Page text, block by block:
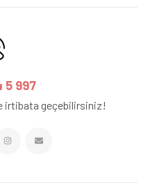
5 997
irtibata geçebilirsiniz!